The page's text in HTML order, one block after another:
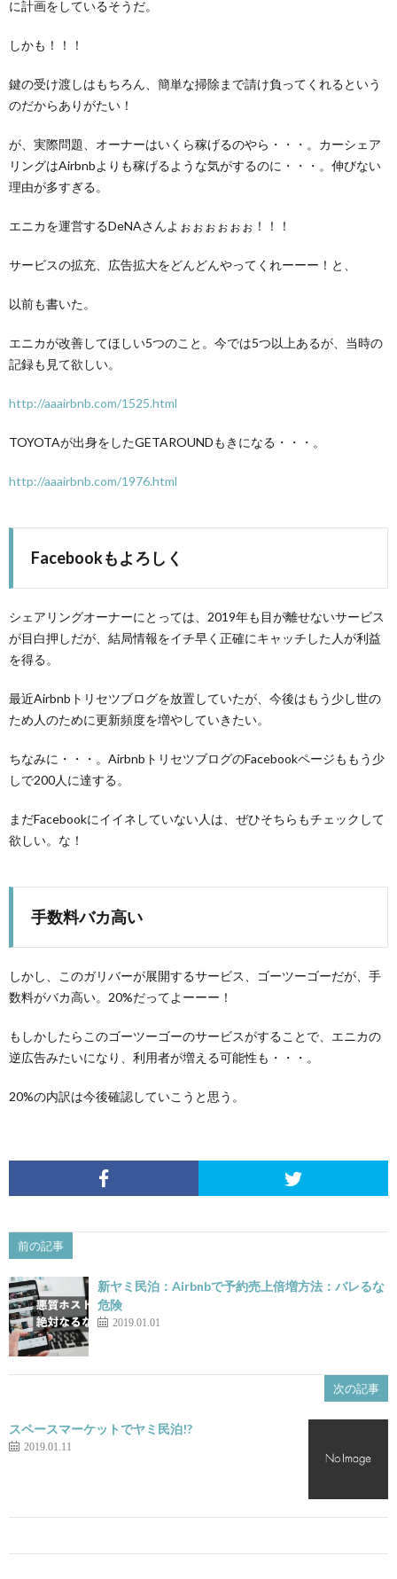
に計画をしているそうだ。
しかも！！！
鍵の受け渡しはもちろん、簡単な掃除まで請け負ってくれるという
のだからありがたい！
が、実際問題、オーナーはいくら稼げるのやら・・・。カーシェア
リングはAirbnbよりも稼げるような気がするのに・・・。伸びない
理由が多すぎる。
エニカを運営するDeNAさんよぉぉぉぉぉぉ！！！
サービスの拡充、広告拡大をどんどんやってくれーーー！と、
以前も書いた。
エニカが改善してほしい5つのこと。今では5つ以上あるが、当時の
記録も見て欲しい。
http://aaairbnb.com/1525.html
TOYOTAが出身をしたGETAROUNDもきになる・・・。
http://aaairbnb.com/1976.html
Facebookもよろしく
シェアリングオーナーにとっては、2019年も目が離せないサービス
が目白押しだが、結局情報をイチ早く正確にキャッチした人が利益
を得る。
最近Airbnbトリセツブログを放置していたが、今後はもう少し世の
ため人のために更新頻度を増やしていきたい。
ちなみに・・・。AirbnbトリセツブログのFacebookページももう少
しで200人に達する。
まだFacebookにイイネしていない人は、ぜひそちらもチェックして
欲しい。な！
手数料バカ高い
しかし、このガリバーが展開するサービス、ゴーツーゴーだが、手
数料がバカ高い。20%だってよーーー！
もしかしたらこのゴーツーゴーのサービスがすることで、エニカの
逆広告みたいになり、利用者が増える可能性も・・・。
20%の内訳は今後確認していこうと思う。
前の記事
新ヤミ民泊：Airbnbで予約売上倍増方法：バレるな
危険
2019.01.01
次の記事
スペースマーケットでヤミ民泊!?
2019.01.11